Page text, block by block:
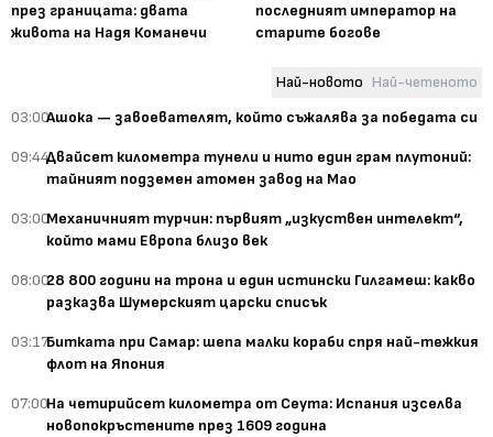
през границата: двата
живота на Надя Команечи
последният император на
старите богове
Най-новото Най-четеното
03:00Ашока — завоевателят, който съжалява за победата си
09:44Двайсет километра тунели и нито един грам плутоний:
тайният подземен атомен завод на Мао
03:00Механичният турчин: първият „изкуствен интелект“,
който мами Европа близо век
08:0028 800 години на трона и един истински Гилгамеш: какво
разказва Шумерският царски списък
03:17Битката при Самар: шепа малки кораби спря най-тежкия
флот на Япония
07:00На четирийсет километра от Сеута: Испания изселва
новопокръстените през 1609 година